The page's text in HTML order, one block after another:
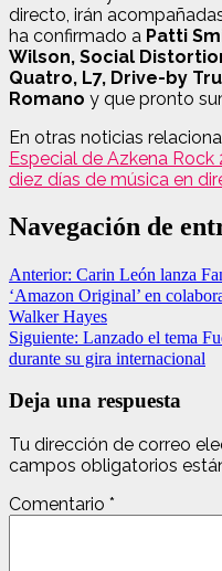
directo, irán
ha confirmado a Patti
Wilson, Social
Quatro, L7, Drive-by
Romano y que pronto
En otras noticias
Especial de Azkena
diez días de música en
Navegación de
Anterior: Carin León lanza
‘Amazon Original’ en
Walker Hayes
Siguiente: Lanzado el tema
durante su gira internacional
Deja una respuesta
Tu dirección de correo
campos obligatorios
Comentario *